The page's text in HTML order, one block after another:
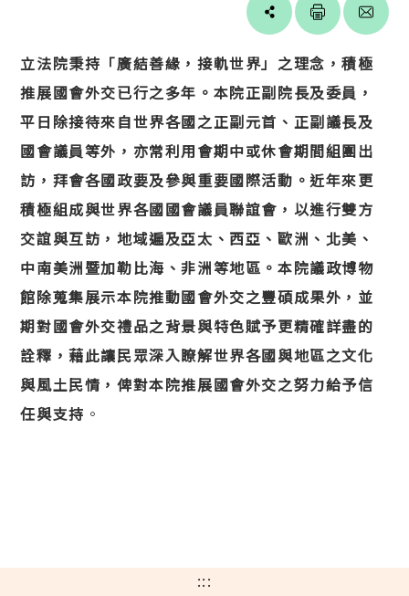
Line
立法院秉持「廣結善緣，接軌世界」之理念，積極
推展國會外交已行之多年。本院正副院長及委員，
平日除接待來自世界各國之正副元首、正副議長及
國會議員等外，亦常利用會期中或休會期間組團出
訪，拜會各國政要及參與重要國際活動。近年來更
積極組成與世界各國國會議員聯誼會，以進行雙方
交誼與互訪，地域遍及亞太、西亞、歐洲、北美、
中南美洲暨加勒比海、非洲等地區。本院議政博物
館除蒐集展示本院推動國會外交之豐碩成果外，並
期對國會外交禮品之背景與特色賦予更精確詳盡的
詮釋，藉此讓民眾深入瞭解世界各國與地區之文化
與風土民情，俾對本院推展國會外交之努力給予信
任與支持 。
:::